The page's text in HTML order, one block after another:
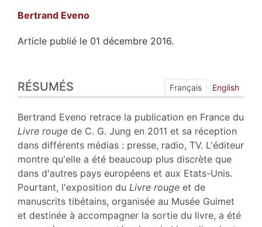
Bertrand Eveno
Article publié le 01 décembre 2016.
Index
Plan
Texte
Bibliographie
Notes
Citer cet article
Auteur
RÉSUMÉS Français English
Bertrand Eveno retrace la publication en France du
Livre rouge de C. G. Jung en 2011 et sa réception
dans différents médias : presse, radio, TV. L'éditeur
montre qu'elle a été beaucoup plus discrète que
dans d'autres pays européens et aux Etats-Unis.
Pourtant, l'exposition du Livre rouge et de
manuscrits tibétains, organisée au Musée Guimet
et destinée à accompagner la sortie du livre, a été